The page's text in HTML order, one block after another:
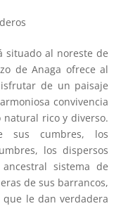
situado al noreste de
de Anaga ofrece al
de un paisaje
convivencia
rico y diverso.
sus cumbres, los
los dispersos
sistema de
de sus barrancos,
le dan verdadera